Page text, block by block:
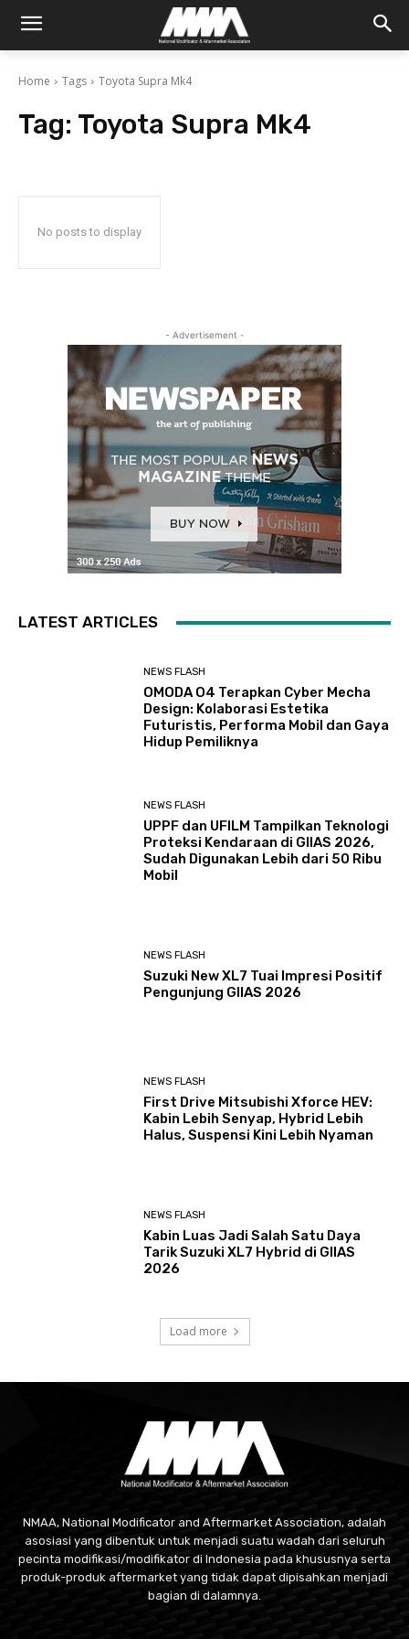
Home Tags Toyota Supra Mk4
Tag: Toyota Supra Mk4
No posts to display
- Advertisement -
LATEST ARTICLES
NEWS FLASH
OMODA O4 Terapkan Cyber Mecha
Design: Kolaborasi Estetika
Futuristis, Performa Mobil dan Gaya
Hidup Pemiliknya
NEWS FLASH
UPPF dan UFILM Tampilkan Teknologi
Proteksi Kendaraan di GIIAS 2026,
Sudah Digunakan Lebih dari 50 Ribu
Mobil
NEWS FLASH
Suzuki New XL7 Tuai Impresi Positif
Pengunjung GIIAS 2026
NEWS FLASH
First Drive Mitsubishi Xforce HEV:
Kabin Lebih Senyap, Hybrid Lebih
Halus, Suspensi Kini Lebih Nyaman
NEWS FLASH
Kabin Luas Jadi Salah Satu Daya
Tarik Suzuki XL7 Hybrid di GIIAS
2026
Load more
NMAA, National Modificator and Aftermarket Association, adalah
asosiasi yang dibentuk untuk menjadi suatu wadah dari seluruh
pecinta modifikasi/modifikator di Indonesia pada khususnya serta
produk-produk aftermarket yang tidak dapat dipisahkan menjadi
bagian di dalamnya.